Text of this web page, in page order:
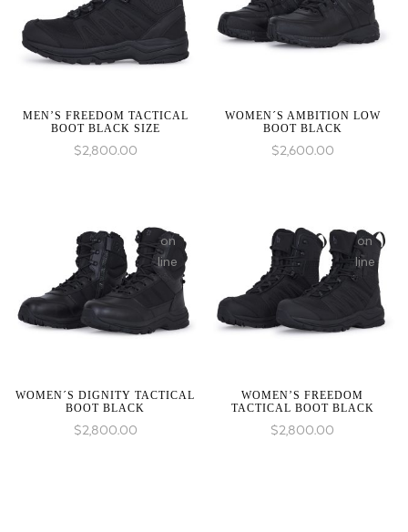
MEN’S FREEDOM TACTICAL
BOOT BLACK SIZE
$2,800.00
WOMEN´S AMBITION LOW
BOOT BLACK
$2,600.00
1 to
an
given
on
line
WOMEN´S DIGNITY TACTICAL
BOOT BLACK
$2,800.00
1 to
an
given
on
line
WOMEN’S FREEDOM
TACTICAL BOOT BLACK
$2,800.00